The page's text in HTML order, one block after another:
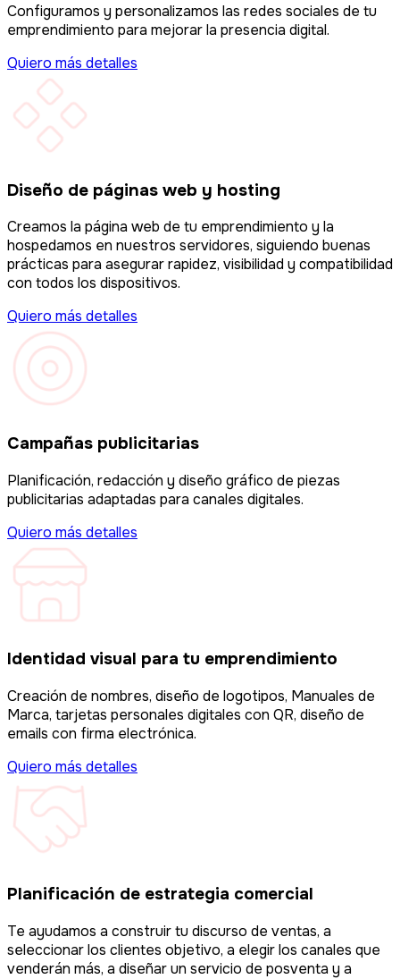
Configuramos y personalizamos las redes sociales de tu
emprendimiento para mejorar la presencia digital.
Quiero más detalles
Diseño de páginas web y hosting
Creamos la página web de tu emprendimiento y la
hospedamos en nuestros servidores, siguiendo buenas
prácticas para asegurar rapidez, visibilidad y compatibilidad
con todos los dispositivos.
Quiero más detalles
Campañas publicitarias
Planificación, redacción y diseño gráfico de piezas
publicitarias adaptadas para canales digitales.
Quiero más detalles
Identidad visual para tu emprendimiento
Creación de nombres, diseño de logotipos, Manuales de
Marca, tarjetas personales digitales con QR, diseño de
emails con firma electrónica.
Quiero más detalles
Planificación de estrategia comercial
Te ayudamos a construir tu discurso de ventas, a
seleccionar los clientes objetivo, a elegir los canales que
venderán más, a diseñar un servicio de posventa y a